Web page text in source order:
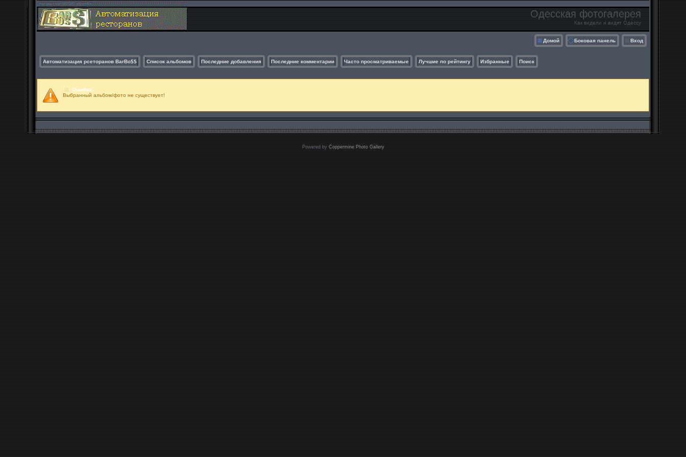
Одесская фотогалерея
Как видели и видят Одессу
Домой Боковая панель Вход
Автоматизация рсеторанов BarBo$$ Список альбомов Последние добавления Последние комментарии Часто просматриваемые Лучшие по рейтингу Избранные Поиск
Ошибка
Выбранный альбом/фото не существует!
Powered byCoppermine Photo Gallery